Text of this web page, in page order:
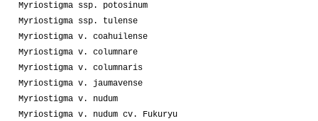
Myriostigma ssp. potosinum
Myriostigma ssp. tulense
Myriostigma v. coahuilense
Myriostigma v. columnare
Myriostigma v. columnaris
Myriostigma v. jaumavense
Myriostigma v. nudum
Myriostigma v. nudum cv. Fukuryu